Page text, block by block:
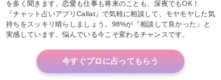
を多く聞きます。恋愛も仕事も将来のことも、深夜でもOK！
『チャット占いアプリCallat』で気軽に相談して、モヤモヤした気
持ちをスッキリ晴らしましょう。98%が『相談して良かった』と
実感しています。悩んでいる今こそ変わるチャンスです。
今すぐプロに占ってもらう